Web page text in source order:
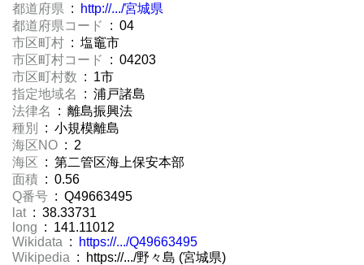
都道府県 :
http://.../宮城県
都道府県コード
: 04
市区町村 : 塩竈市
市区町村コード
: 04203
市区町村数 : 1市
指定地域名
: 浦戸諸島
法律名
: 離島振興法
種別
: 小規模離島
海区NO : 2
海区 : 第二管区海上保安本部
面積 : 0.56
Q番号 : Q49663495
lat : 38.33731
long : 141.11012
Wikidata :
https://.../Q49663495
Wikipedia : https://.../野々島 (宮城県)